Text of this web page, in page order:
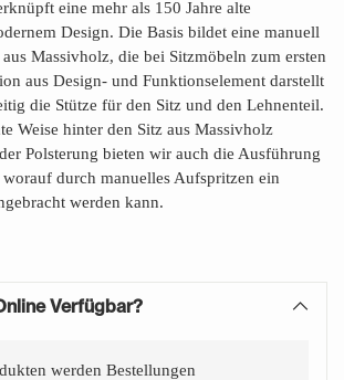
eine mehr als 150 Jahre alte
Design. Die Basis bildet eine manuell
Massivholz, die bei Sitzmöbeln zum ersten
aus Design- und Funktionselement darstellt
die Stütze für den Sitz und den Lehnenteil.
Weise hinter den Sitz aus Massivholz
Polsterung bieten wir auch die Ausführung
worauf durch manuelles Aufspritzen ein
werden kann.
Verfügbar?
werden Bestellungen